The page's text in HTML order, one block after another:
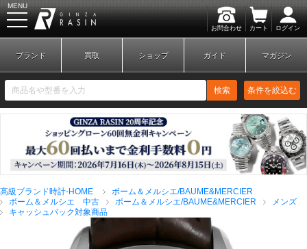
お問合わせ カート ログイン
MENU
新規会員登録 ログイン
ブランドから探す
ブランド 買取 ショップ ガイド マガジン
検索 条件を絞込む
高級ブランド時計-HOME
ボーム＆メルシエ/BAUME&MERCIER
ボーム＆メルシエ 中古
ボーム＆メルシエ/BAUME&MERCIER
メンズ
キャッシュバック対象商品